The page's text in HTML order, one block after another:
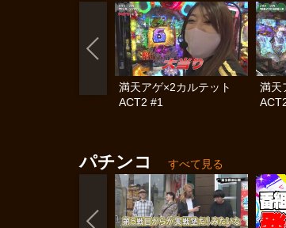
満天アゲ×2カルテット
ACT2 #1
満天
パチンコ すべて見る